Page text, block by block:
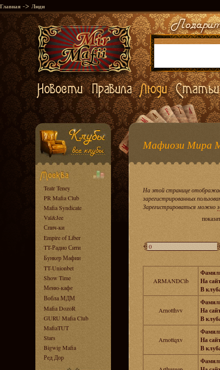
Главная -> Люди
Teatr Teney
PR Mafia Club
Mafia Syndicate
Val&Jee
Спич-ки
Empire of Liber
TT-Радио Сити
Бункер Мафии
TT-Unionbet
Show Time
Меню-кафе
Вобла МДМ
Mafia DozoR
GURU Mafia Club
MafiaTUT
Stars
Bigwig Mafia
Ред Дор
Мафиози Мира
На этой странице
зарегистрированных
Зарегистрироваться можно
ARMANDCib
На
В
Arnotthvv
На
В
Arnottqxv
На
В